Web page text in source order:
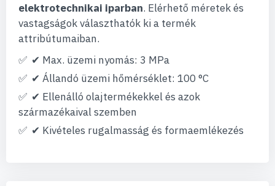
elektrotechnikai iparban. Elérhető méretek és
vastagságok választhatók ki a termék
attribútumaiban.
✔ Max. üzemi nyomás: 3 MPa
✔ Állandó üzemi hőmérséklet: 100 °C
✔ Ellenálló olajtermékekkel és azok
származékaival szemben
✔ Kivételes rugalmasság és formaemlékezés